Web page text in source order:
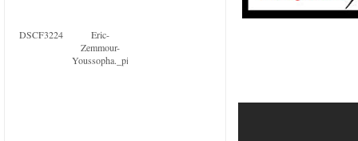
DSCF3224
Eric-
Zemmour-
Youssopha._pics_180.jpg